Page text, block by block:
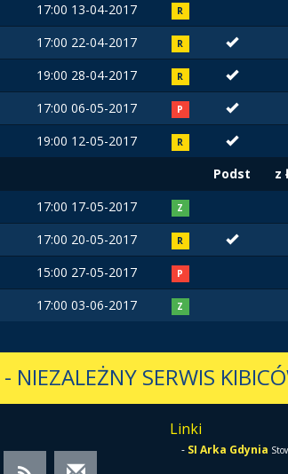
17:00 13-04-2017 R
17:00 22-04-2017 R
19:00 28-04-2017 R
17:00 06-05-2017 P
19:00 12-05-2017 R
Podst z
17:00 17-05-2017 Z
17:00 20-05-2017 R
15:00 27-05-2017 P
17:00 03-06-2017 Z
- NIEZALEŻNY SERWIS
Linki
- SI Arka Gdynia